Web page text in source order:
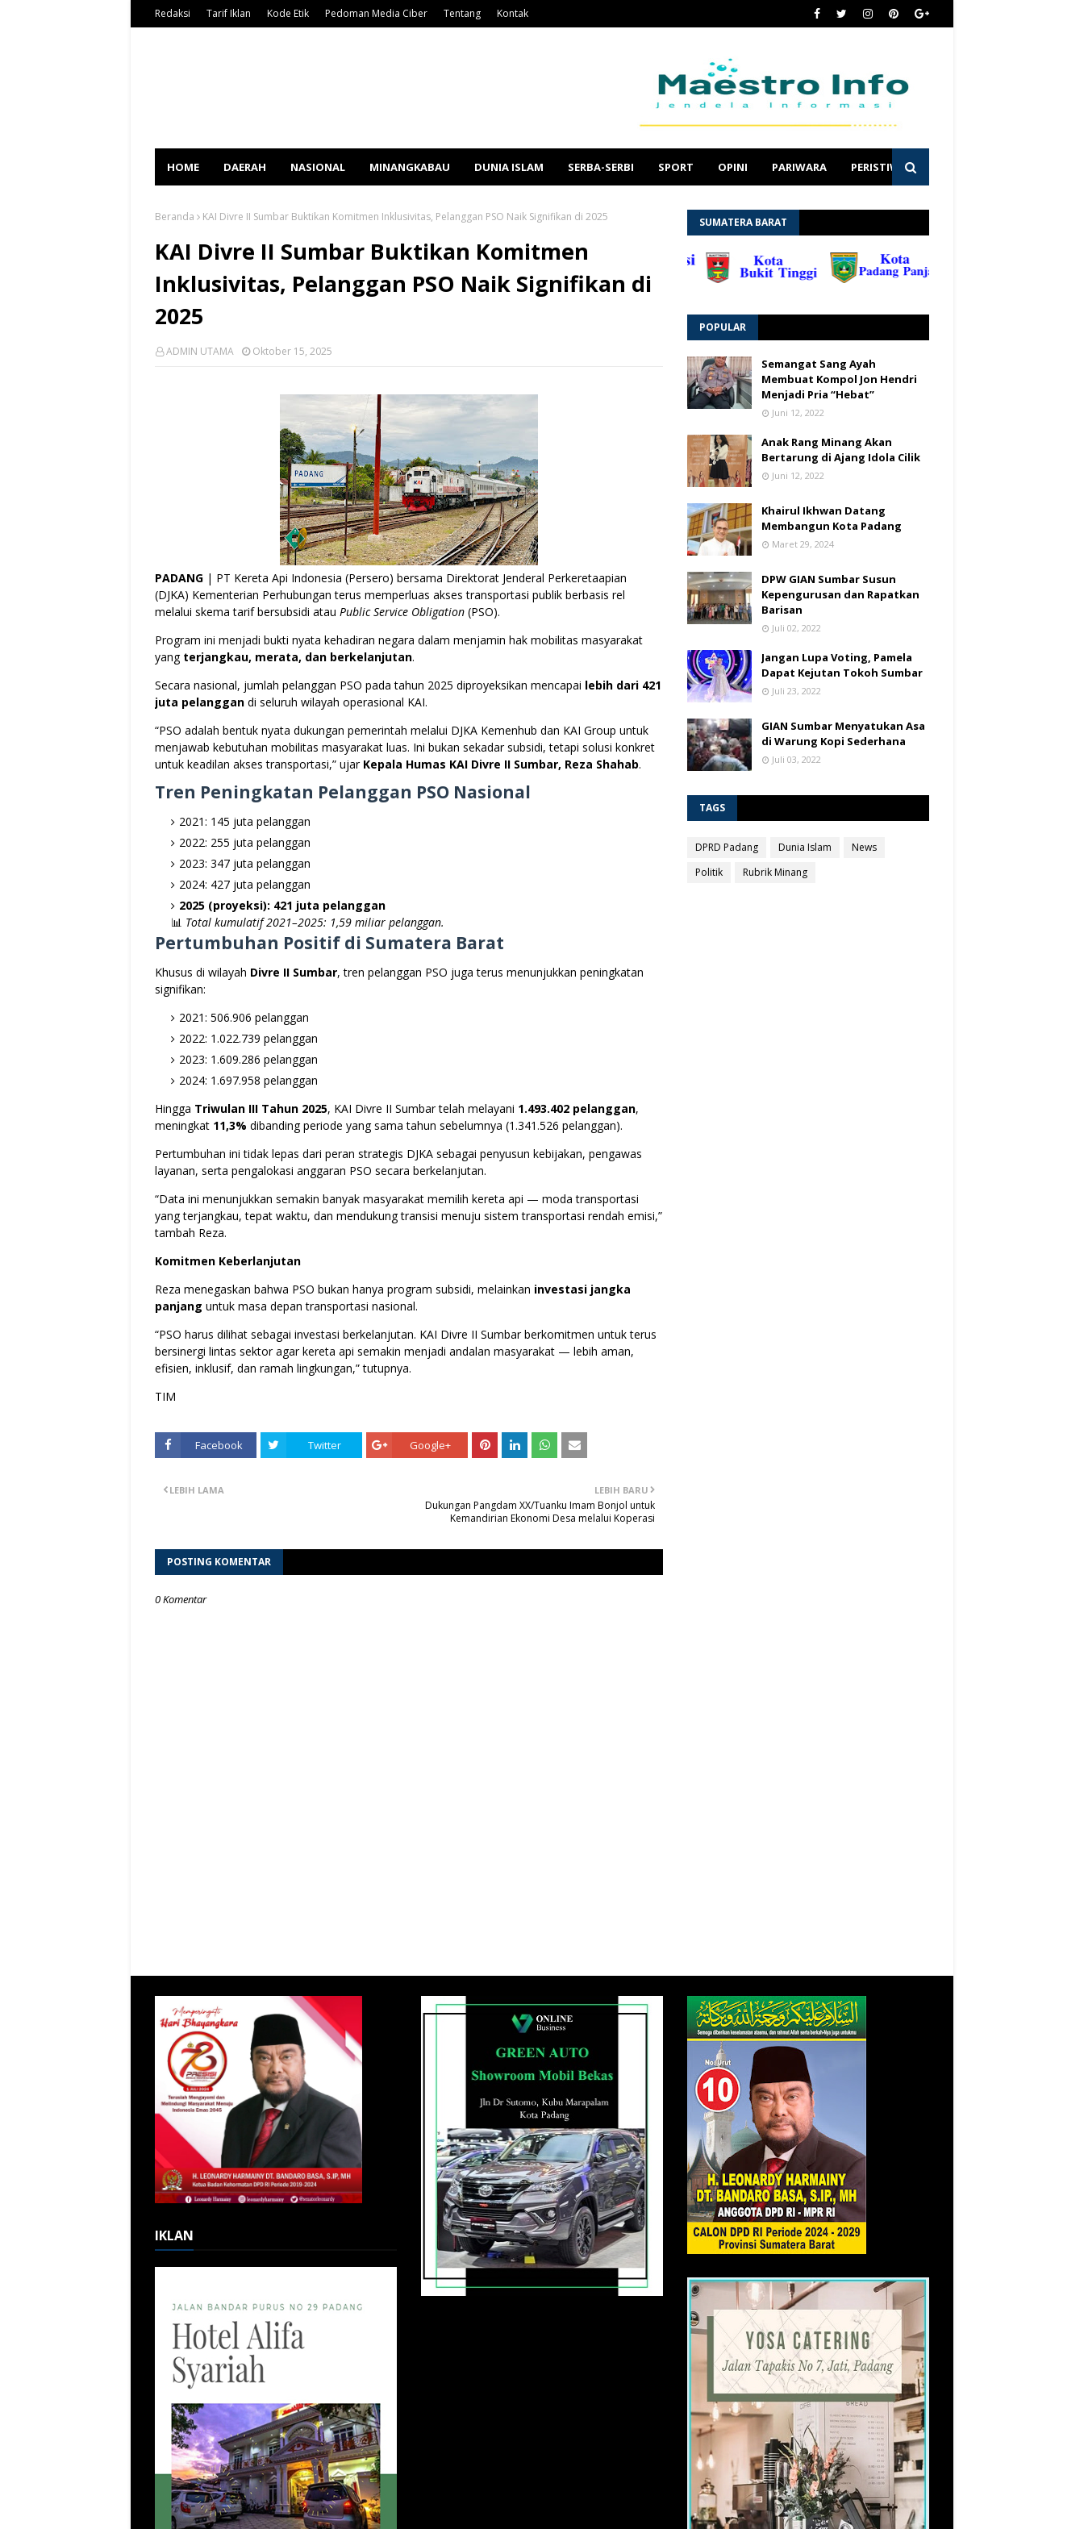
Redaksi Tarif Iklan Kode Etik Pedoman Media Ciber Tentang Kontak
HOME DAERAH NASIONAL MINANGKABAU DUNIA ISLAM SERBA-SERBI SPORT OPINI PARIWARA PERISTIWA
Beranda KAI Divre II Sumbar Buktikan Komitmen Inklusivitas, Pelanggan PSO Naik Signifikan di 2025
KAI Divre II Sumbar Buktikan Komitmen
Inklusivitas, Pelanggan PSO Naik Signifikan di
2025
ADMIN UTAMA Oktober 15, 2025
PADANG | PT Kereta Api Indonesia (Persero) bersama Direktorat Jenderal Perkeretaapian
(DJKA) Kementerian Perhubungan terus memperluas akses transportasi publik berbasis rel
melalui skema tarif bersubsidi atau Public Service Obligation (PSO).
Program ini menjadi bukti nyata kehadiran negara dalam menjamin hak mobilitas masyarakat
yang terjangkau, merata, dan berkelanjutan.
Secara nasional, jumlah pelanggan PSO pada tahun 2025 diproyeksikan mencapai lebih dari 421
juta pelanggan di seluruh wilayah operasional KAI.
“PSO adalah bentuk nyata dukungan pemerintah melalui DJKA Kemenhub dan KAI Group untuk
menjawab kebutuhan mobilitas masyarakat luas. Ini bukan sekadar subsidi, tetapi solusi konkret
untuk keadilan akses transportasi,” ujar Kepala Humas KAI Divre II Sumbar, Reza Shahab.
Tren Peningkatan Pelanggan PSO Nasional
2021: 145 juta pelanggan
2022: 255 juta pelanggan
2023: 347 juta pelanggan
2024: 427 juta pelanggan
2025 (proyeksi): 421 juta pelanggan
📊 Total kumulatif 2021–2025: 1,59 miliar pelanggan.
Pertumbuhan Positif di Sumatera Barat
Khusus di wilayah Divre II Sumbar, tren pelanggan PSO juga terus menunjukkan peningkatan
signifikan:
2021: 506.906 pelanggan
2022: 1.022.739 pelanggan
2023: 1.609.286 pelanggan
2024: 1.697.958 pelanggan
Hingga Triwulan III Tahun 2025, KAI Divre II Sumbar telah melayani 1.493.402 pelanggan,
meningkat 11,3% dibanding periode yang sama tahun sebelumnya (1.341.526 pelanggan).
Pertumbuhan ini tidak lepas dari peran strategis DJKA sebagai penyusun kebijakan, pengawas
layanan, serta pengalokasi anggaran PSO secara berkelanjutan.
“Data ini menunjukkan semakin banyak masyarakat memilih kereta api — moda transportasi
yang terjangkau, tepat waktu, dan mendukung transisi menuju sistem transportasi rendah emisi,”
tambah Reza.
Komitmen Keberlanjutan
Reza menegaskan bahwa PSO bukan hanya program subsidi, melainkan investasi jangka
panjang untuk masa depan transportasi nasional.
“PSO harus dilihat sebagai investasi berkelanjutan. KAI Divre II Sumbar berkomitmen untuk terus
bersinergi lintas sektor agar kereta api semakin menjadi andalan masyarakat — lebih aman,
efisien, inklusif, dan ramah lingkungan,” tutupnya.
TIM
Facebook Twitter Google+
LEBIH BARU
Dukungan Pangdam XX/Tuanku Imam Bonjol untuk
Kemandirian Ekonomi Desa melalui Koperasi
LEBIH LAMA
POSTING KOMENTAR
0 Komentar
SUMATERA BARAT
POPULAR
Semangat Sang Ayah
Membuat Kompol Jon Hendri
Menjadi Pria “Hebat”
Juni 12, 2022
Anak Rang Minang Akan
Bertarung di Ajang Idola Cilik
Juni 12, 2022
Khairul Ikhwan Datang
Membangun Kota Padang
Maret 29, 2024
DPW GIAN Sumbar Susun
Kepengurusan dan Rapatkan
Barisan
Juli 02, 2022
Jangan Lupa Voting, Pamela
Dapat Kejutan Tokoh Sumbar
Juli 23, 2022
GIAN Sumbar Menyatukan Asa
di Warung Kopi Sederhana
Juli 03, 2022
TAGS
DPRD Padang Dunia Islam
News
Politik
Rubrik Minang
IKLAN